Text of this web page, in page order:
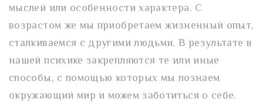
мыслей или особенности характера. С
возрастом же мы приобретаем жизненный опыт,
сталкиваемся с другими людьми. В результате в
нашей психике закрепляются те или иные
способы, с помощью которых мы познаем
окружающий мир и можем заботиться о себе.